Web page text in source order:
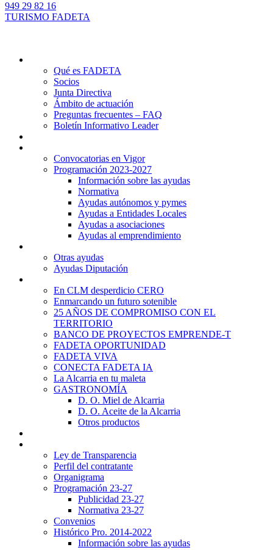
949 29 82 16
TURISMO FADETA
Qué es FADETA
Socios
Junta Directiva
Ámbito de actuación
Preguntas frecuentes – FAQ
Boletín Informativo Leader
Convocatorias en Vigor
Programación 2023-2027
Información sobre las ayudas
Normativa
Ayudas autónomos y pymes
Ayudas a Entidades Locales
Ayudas a asociaciones
Ayudas al emprendimiento
Otras ayudas
Ayudas Diputación
En CLM desperdicio CERO
Enmarcando un futuro sotenible
25 AÑOS DE COMPROMISO CON EL
TERRITORIO
BANCO DE PROYECTOS EMPRENDE-T
FADETA OPORTUNIDAD
FADETA VIVA
CONECTA FADETA IA
La Alcarria en tu maleta
GASTRONOMÍA
D. O. Miel de Alcarria
D. O. Aceite de la Alcarria
Otros productos
Ley de Transparencia
Perfil del contratante
Organigrama
Programación 23-27
Publicidad 23-27
Normativa 23-27
Convenios
Histórico Pro. 2014-2022
Información sobre las ayudas